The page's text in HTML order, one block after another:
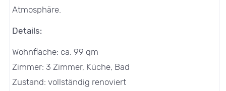
Atmosphäre.
Details:
Wohnfläche: ca. 99 qm
Zimmer: 3 Zimmer, Küche, Bad
Zustand: vollständig renoviert